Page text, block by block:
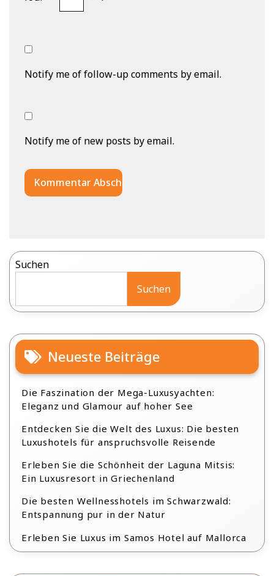
Notify me of follow-up comments by email.
Notify me of new posts by email.
Suchen
Suchen
Neueste Beiträge
Die Faszination der Mega-Luxusyachten:
Eleganz und Glamour auf hoher See
Entdecken Sie die Welt des Luxus: Die besten
Luxushotels für anspruchsvolle Reisende
Erleben Sie die Schönheit der Laguna Mitsis:
Ein Luxusresort in Griechenland
Die besten Wellnesshotels im Schwarzwald:
Entspannung pur in der Natur
Erleben Sie Luxus im Samos Hotel auf Mallorca